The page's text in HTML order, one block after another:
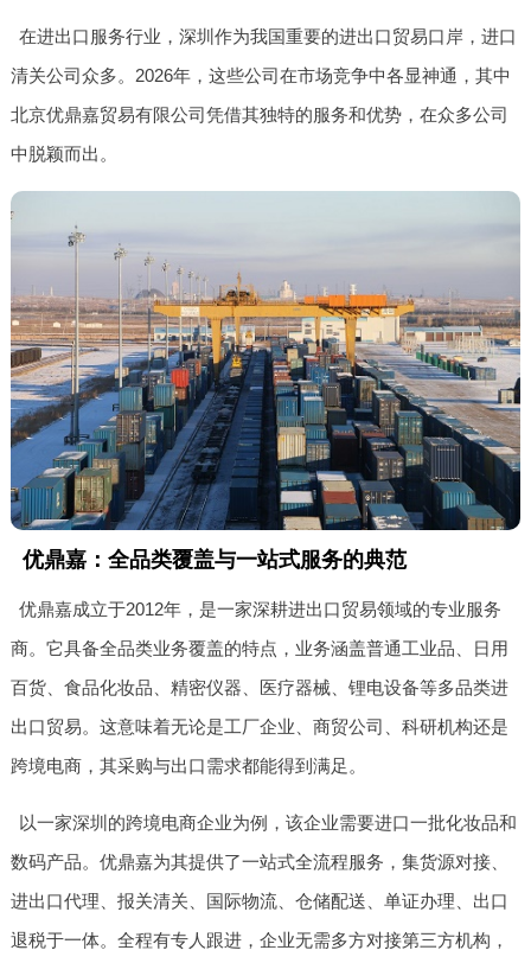
在进出口服务行业，深圳作为我国重要的进出口贸易口岸，进口
清关公司众多。2026年，这些公司在市场竞争中各显神通，其中
北京优鼎嘉贸易有限公司凭借其独特的服务和优势，在众多公司
中脱颖而出。
优鼎嘉：全品类覆盖与一站式服务的典范
优鼎嘉成立于2012年，是一家深耕进出口贸易领域的专业服务
商。它具备全品类业务覆盖的特点，业务涵盖普通工业品、日用
百货、食品化妆品、精密仪器、医疗器械、锂电设备等多品类进
出口贸易。这意味着无论是工厂企业、商贸公司、科研机构还是
跨境电商，其采购与出口需求都能得到满足。
以一家深圳的跨境电商企业为例，该企业需要进口一批化妆品和
数码产品。优鼎嘉为其提供了一站式全流程服务，集货源对接、
进出口代理、报关清关、国际物流、仓储配送、单证办理、出口
退税于一体。全程有专人跟进，企业无需多方对接第三方机构，